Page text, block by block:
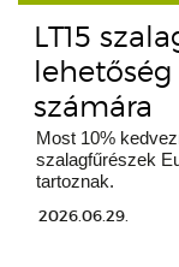
LT15
számára
Most 10%
szalagfűrészek
tartoznak.
2026.06.29.